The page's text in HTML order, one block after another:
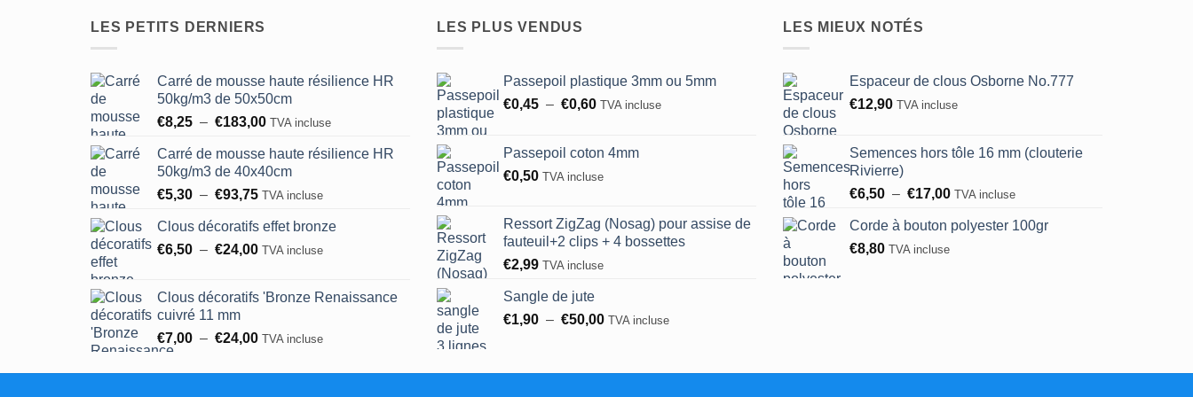
peuvent
la
page
produit
choisies
page
LES PETITS DERNIERS
Carré de mousse haute résilience HR
50kg/m3 de 50x50cm
€8,25 – €183,00Plage
prix :
€8,25
à
TVA incluse
Carré de mousse haute résilience HR
50kg/m3 de 40x40cm
€5,30 – €93,75Plage
prix :
€5,30
TVA incluse
Clous décoratifs effet bronze
€6,50 – €24,00Plage
€6,50
€24,00
TVA incluse
Clous décoratifs 'Bronze Renaissance
cuivré 11 mm
€7,00 – €24,00Plage
prix :
TVA incluse
LES PLUS VENDUS
Passepoil plastique 3mm ou 5mm
€0,45 – €0,60Plage
€0,45
à
TVA incluse
Passepoil coton 4mm
€0,50 TVA incluse
Ressort ZigZag (Nosag) pour assise de
fauteuil+2 clips + 4 bossettes
€2,99 TVA incluse
Sangle de jute
€1,90 – €50,00Plage
€1,90
TVA incluse
LES MIEUX NOTÉS
Espaceur de clous Osborne No.777
€12,90 TVA incluse
Semences hors tôle 16 mm (clouterie
Rivierre)
€6,50 – €17,00Plage
prix :
TVA incluse
Corde à bouton polyester 100gr
€8,80 TVA incluse